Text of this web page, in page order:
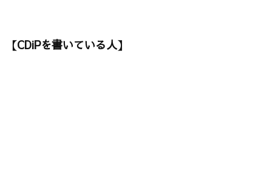
【CDiPを書いている人】